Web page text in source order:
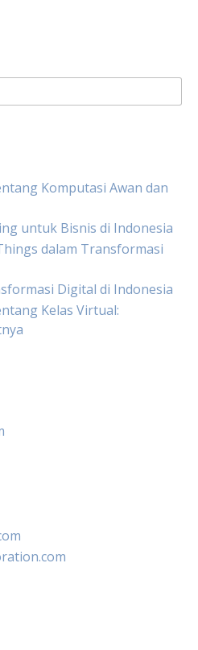
Komputasi Awan dan
untuk Bisnis di Indonesia
dalam Transformasi
Digital di Indonesia
Kelas Virtual: